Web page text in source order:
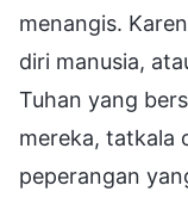
menangis.
diri manusia,
Tuhan yang
mereka, tatkala
peperangan